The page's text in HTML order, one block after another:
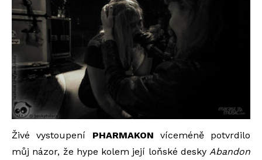
Živé vystoupení PHARMAKON víceméně potvrdilo
můj názor, že hype kolem její loňské desky Abandon